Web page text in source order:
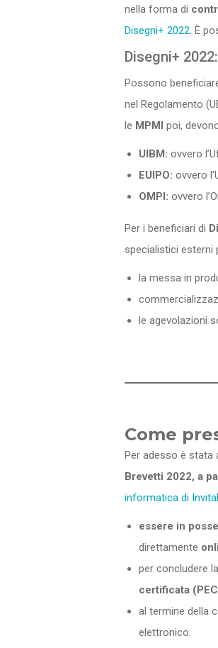
nella forma di
Disegni+ 2022 . È
Disegni+
Possono
nel Regolamento
le MPMI poi,
UIBM: ovvero
EUIPO: ovvero
OMPI: ovvero
Per i beneficiari di
specialistici esterni
la messa in
le agevolazioni
Come
Per adesso è stata
Brevetti 2022, a
informatica di
essere in
direttamente
per concludere
certificata
al termine della
elettronico.